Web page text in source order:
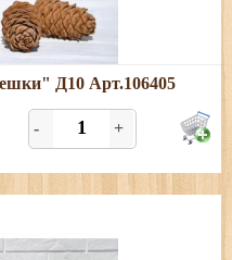
18,5 см, диаметр - 10 см,
1л.
Д10 Арт.106405
- +